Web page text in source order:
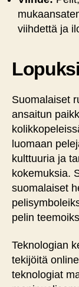
viihdettä ja
Lopuksi
Suomalaiset
ansaitun
luomaan
kulttuuria ja
kokemuksia.
suomalaiset
pelin
Teknologian
tekijöitä
teknologiat